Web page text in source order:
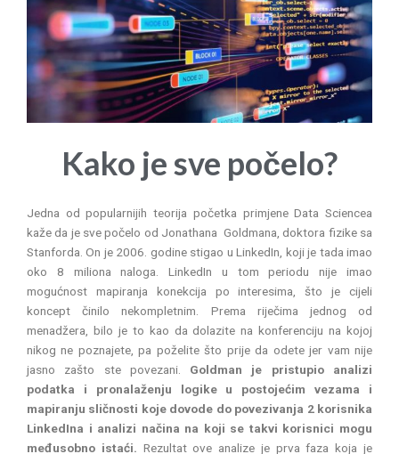
Kako je sve počelo?
Jedna od popularnijih teorija početka primjene Data Sciencea
kaže da je sve počelo od Jonathana Goldmana, doktora fizike sa
Stanforda. On je 2006. godine stigao u LinkedIn, koji je tada imao
oko 8 miliona naloga. LinkedIn u tom periodu nije imao
mogućnost mapiranja konekcija po interesima, što je cijeli
koncept činilo nekompletnim. Prema riječima jednog od
menadžera, bilo je to kao da dolazite na konferenciju na kojoj
nikog ne poznajete, pa poželite što prije da odete jer vam nije
jasno zašto ste povezani. Goldman je pristupio analizi
podatka i pronalaženju logike u postojećim vezama i
mapiranju sličnosti koje dovode do povezivanja 2 korisnika
LinkedIna i analizi načina na koji se takvi korisnici mogu
međusobno istaći. Rezultat ove analize je prva faza koja je